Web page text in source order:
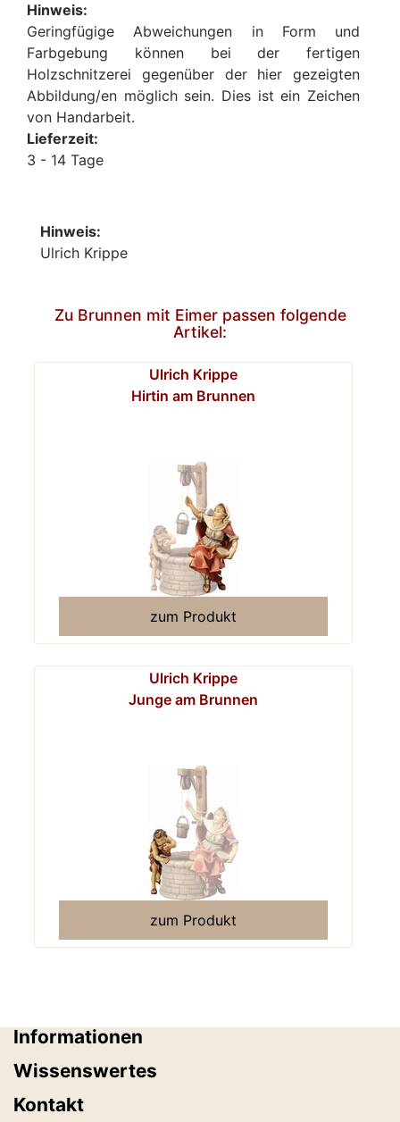
Hinweis:
Geringfügige Abweichungen in Form und
Farbgebung können bei der fertigen
Holzschnitzerei gegenüber der hier gezeigten
Abbildung/en möglich sein. Dies ist ein Zeichen
von Handarbeit.
Lieferzeit:
3 - 14 Tage
Hinweis:
Ulrich Krippe
Zu Brunnen mit Eimer passen folgende
Artikel:
Ulrich Krippe
Hirtin am Brunnen
zum Produkt
Ulrich Krippe
Junge am Brunnen
zum Produkt
Informationen
Wissenswertes
Kontakt